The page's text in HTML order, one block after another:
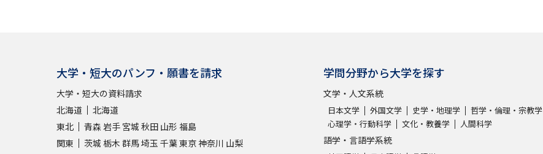
大学で学びたい学問発見
学問のミニ講義「夢ナビ講義」
大学・短大のパンフ・願書を請求
大学・短大の資料請求
北海道
北海道
東北
青森 岩手 宮城 秋田 山形 福島
関東
茨城 栃木 群馬埼玉 千葉東京神奈川 山梨
学問分野から大学を探す
文学・人文系統
日本文学 外国文学 史学・地理学
哲学・倫理・宗教学
心理学・行動科学
文化・教養学 人間科学
語学・言語学系統